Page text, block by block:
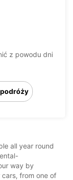
z powodu dni
all year round
way by
from one of